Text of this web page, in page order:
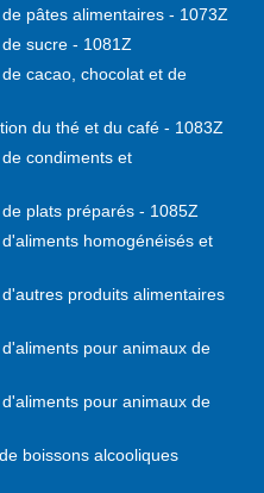
pâtes alimentaires - 1073Z
sucre - 1081Z
cacao, chocolat et de
du thé et du café - 1083Z
condiments et
plats préparés - 1085Z
homogénéisés et
produits alimentaires
pour animaux de
pour animaux de
boissons alcooliques